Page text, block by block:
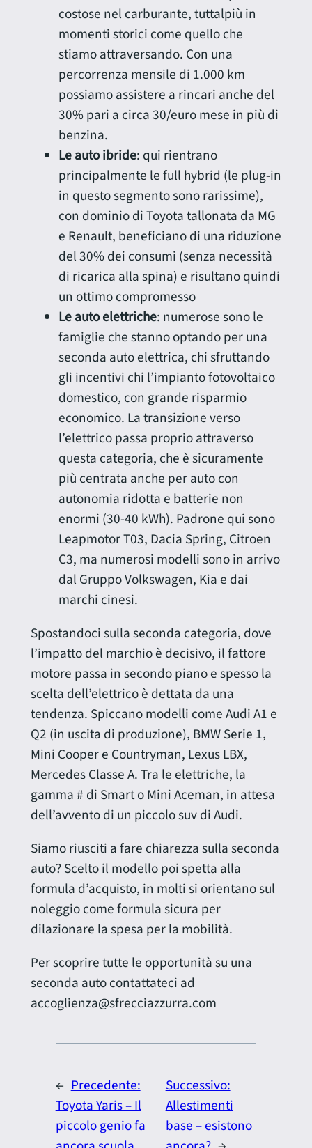
costose nel carburante, tuttalpiù in
momenti storici come quello che
stiamo attraversando. Con una
percorrenza mensile di 1.000 km
possiamo assistere a rincari anche del
30% pari a circa 30/euro mese in più di
benzina.
Le auto ibride: qui rientrano
principalmente le full hybrid (le plug-in
in questo segmento sono rarissime),
con dominio di Toyota tallonata da MG
e Renault, beneficiano di una riduzione
del 30% dei consumi (senza necessità
di ricarica alla spina) e risultano quindi
un ottimo compromesso
Le auto elettriche: numerose sono le
famiglie che stanno optando per una
seconda auto elettrica, chi sfruttando
gli incentivi chi l’impianto fotovoltaico
domestico, con grande risparmio
economico. La transizione verso
l’elettrico passa proprio attraverso
questa categoria, che è sicuramente
più centrata anche per auto con
autonomia ridotta e batterie non
enormi (30-40 kWh). Padrone qui sono
Leapmotor T03, Dacia Spring, Citroen
C3, ma numerosi modelli sono in arrivo
dal Gruppo Volkswagen, Kia e dai
marchi cinesi.
Spostandoci sulla seconda categoria, dove
l’impatto del marchio è decisivo, il fattore
motore passa in secondo piano e spesso la
scelta dell’elettrico è dettata da una
tendenza. Spiccano modelli come Audi A1 e
Q2 (in uscita di produzione), BMW Serie 1,
Mini Cooper e Countryman, Lexus LBX,
Mercedes Classe A. Tra le elettriche, la
gamma # di Smart o Mini Aceman, in attesa
dell’avvento di un piccolo suv di Audi.
Siamo riusciti a fare chiarezza sulla seconda
auto? Scelto il modello poi spetta alla
formula d’acquisto, in molti si orientano sul
noleggio come formula sicura per
dilazionare la spesa per la mobilità.
Per scoprire tutte le opportunità su una
seconda auto contattateci ad
accoglienza@sfrecciazzurra.com
← Precedente:
Toyota Yaris – Il
piccolo genio fa
Successivo:
Allestimenti
base – esistono